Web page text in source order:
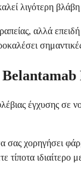
λιγότερη
αλλά
έγχυσης σε
χορηγήσει
τίποτα